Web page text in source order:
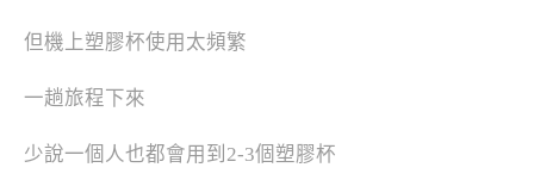
但機上塑膠杯使用太頻繁
一趟旅程下來
少說一個人也都會用到2-3個塑膠杯